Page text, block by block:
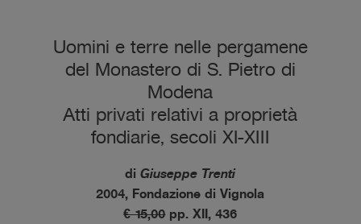
Uomini e terre nelle pergamene
del Monastero di S. Pietro di
Modena
Atti privati relativi a proprietà
fondiarie, secoli XI-XIII
diGiuseppe Trenti
2004, Fondazione di Vignola
€ 15,00pp. XII, 436